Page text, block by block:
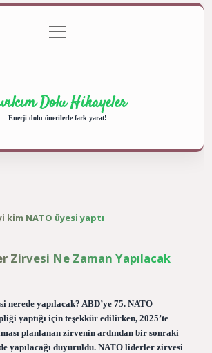
Gizlilik Politikası
menüyü
aç
Dolu Hikayeler
Enerji dolu önerilerle fark yarat!
kim NATO üyesi yaptı
Zirvesi Ne Zaman Yapılacak
nerede yapılacak? ABD’ye 75. NATO
yaptığı için teşekkür edilirken, 2025’te
planlanan zirvenin ardından bir sonraki
yapılacağı duyuruldu. NATO liderler zirvesi